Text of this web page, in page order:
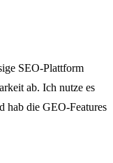
SEO-Plattform
ab. Ich nutze es
hab die GEO-Features